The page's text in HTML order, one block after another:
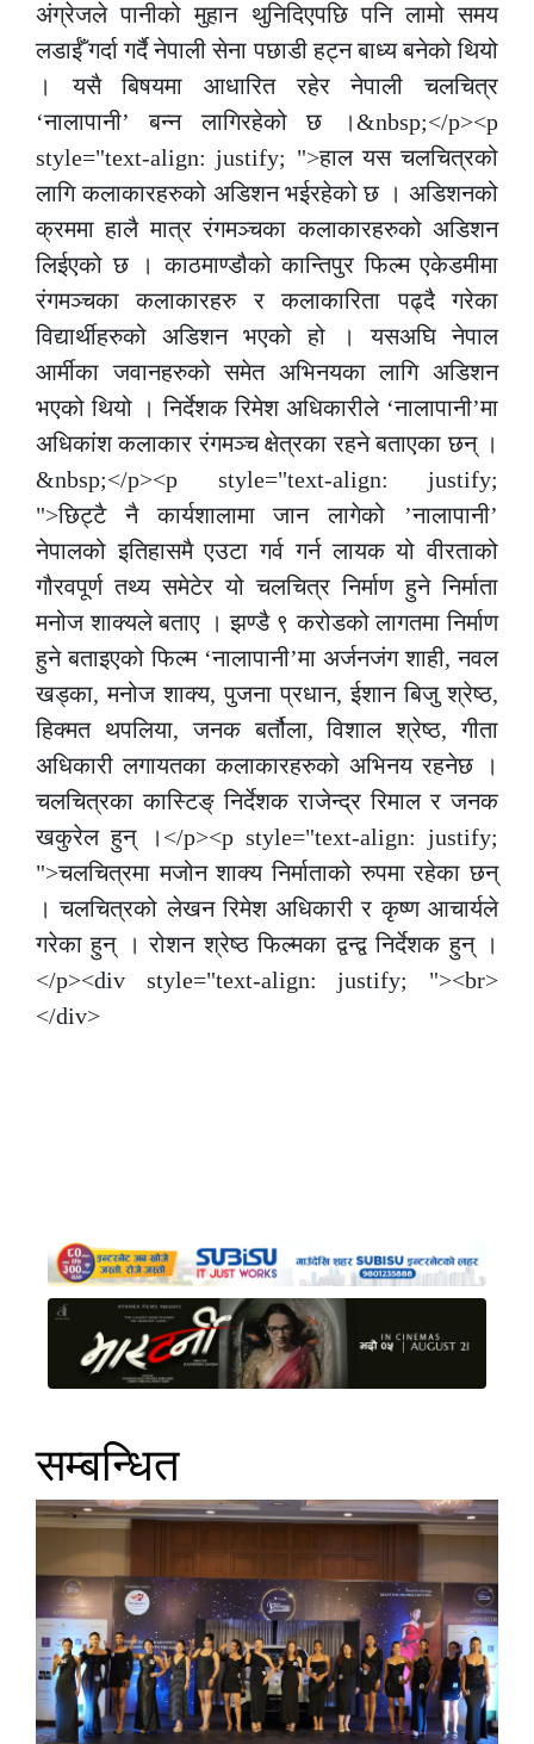
अंग्रेजले पानीको मुहान थुनिदिएपछि पनि लामो समय
लडाईँ गर्दा गर्दै नेपाली सेना पछाडी हट्न बाध्य बनेको थियो
। यसै बिषयमा आधारित रहेर नेपाली चलचित्र
‘नालापानी’ बन्न लागिरहेको छ ।&nbsp;</p><p
style="text-align: justify; ">हाल यस चलचित्रको
लागि कलाकारहरुको अडिशन भईरहेको छ । अडिशनको
क्रममा हालै मात्र रंगमञ्चका कलाकारहरुको अडिशन
लिईएको छ । काठमाण्डौको कान्तिपुर फिल्म एकेडमीमा
रंगमञ्चका कलाकारहरु र कलाकारिता पढ्दै गरेका
विद्यार्थीहरुको अडिशन भएको हो । यसअघि नेपाल
आर्मीका जवानहरुको समेत अभिनयका लागि अडिशन
भएको थियो । निर्देशक रिमेश अधिकारीले ‘नालापानी’मा
अधिकांश कलाकार रंगमञ्च क्षेत्रका रहने बताएका छन् ।
&nbsp;</p><p style="text-align: justify;
">छिट्टै नै कार्यशालामा जान लागेको ’नालापानी’
नेपालको इतिहासमै एउटा गर्व गर्न लायक यो वीरताको
गौरवपूर्ण तथ्य समेटेर यो चलचित्र निर्माण हुने निर्माता
मनोज शाक्यले बताए । झण्डै ९ करोडको लागतमा निर्माण
हुने बताइएको फिल्म ‘नालापानी’मा अर्जनजंग शाही, नवल
खड्का, मनोज शाक्य, पुजना प्रधान, ईशान बिजु श्रेष्ठ,
हिक्मत थपलिया, जनक बर्तौला, विशाल श्रेष्ठ, गीता
अधिकारी लगायतका कलाकारहरुको अभिनय रहनेछ ।
चलचित्रका कास्टिङ् निर्देशक राजेन्द्र रिमाल र जनक
खकुरेल हुन् ।</p><p style="text-align: justify;
">चलचित्रमा मजोन शाक्य निर्माताको रुपमा रहेका छन्
। चलचित्रको लेखन रिमेश अधिकारी र कृष्ण आचार्यले
गरेका हुन् । रोशन श्रेष्ठ फिल्मका द्वन्द्व निर्देशक हुन् ।
</p><div style="text-align: justify; "><br>
</div>
सम्बन्धित